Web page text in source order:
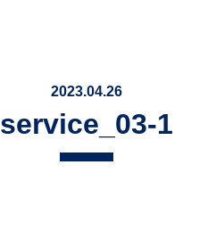
2023.04.26
service_03-1